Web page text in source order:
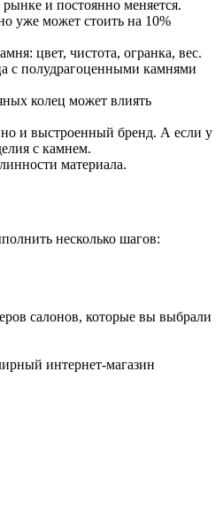
и постоянно меняется.
уже может стоить на 10%
цвет, чистота, огранка, вес.
с полудрагоценными камнями
колец может влиять
но и выстроенный бренд. А если у
с камнем.
материала.
несколько шагов:
салонов, которые вы выбрали
интернет-магазин